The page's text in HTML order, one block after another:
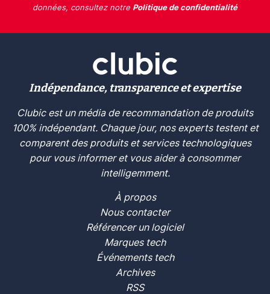
données, consultez notre Politique de confidentialité
Indépendance, transparence et expertise
Clubic est un média de recommandation de produits
100% indépendant. Chaque jour, nos experts testent et
comparent des produits et services technologiques
pour vous informer et vous aider à consommer
intelligemment.
À propos
Nous contacter
Référencer un logiciel
Marques tech
Événements tech
Archives
RSS